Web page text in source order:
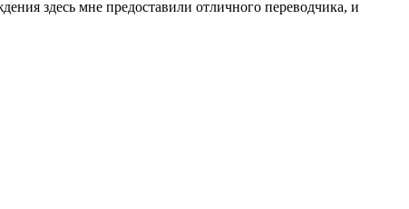
здесь мне предоставили отличного переводчика, и